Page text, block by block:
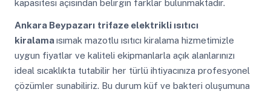
kapasitesi açısından belirgin farklar bulunmaktadır.
Ankara Beypazarı trifaze elektrikli ısıtıcı
kiralamaısımak mazotlu ısıtıcı kiralama hizmetimizle
uygun fiyatlar ve kaliteli ekipmanlarla açık alanlarınızı
ideal sıcaklıkta tutabilir her türlü ihtiyacınıza profesyonel
çözümler sunabiliriz. Bu durum küf ve bakteri oluşumuna